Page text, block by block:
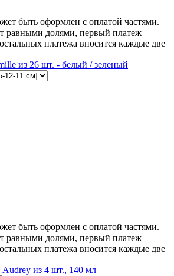
быть оформлен с оплатой частями.
равными долями, первый платеж
платежа вносится каждые две
из 26 шт. - белый / зеленый
быть оформлен с оплатой частями.
равными долями, первый платеж
платежа вносится каждые две
из 4 шт., 140 мл